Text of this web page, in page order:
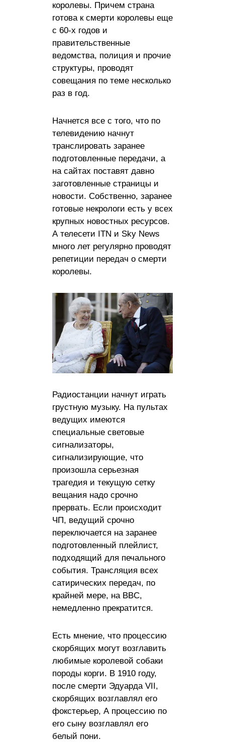
королевы. Причем страна
готова к смерти королевы еще
с 60-х годов и
правительственные
ведомства, полиция и прочие
структуры, проводят
совещания по теме несколько
раз в год.
Начнется все с того, что по
телевидению начнут
транслировать заранее
подготовленные передачи, а
на сайтах поставят давно
заготовленные страницы и
новости. Собственно, заранее
готовые некрологи есть у всех
крупных новостных ресурсов.
А телесети ITN и Sky News
много лет регулярно проводят
репетиции передач о смерти
королевы.
Радиостанции начнут играть
грустную музыку. На пультах
ведущих имеются
специальные световые
сигнализаторы,
сигнализирующие, что
произошла серьезная
трагедия и текущую сетку
вещания надо срочно
прервать. Если происходит
ЧП, ведущий срочно
переключается на заранее
подготовленный плейлист,
подходящий для печального
события. Трансляция всех
сатирических передач, по
крайней мере, на BBC,
немедленно прекратится.
Есть мнение, что процессию
скорбящих могут возглавить
любимые королевой собаки
породы корги. В 1910 году,
после смерти Эдуарда VII,
скорбящих возглавлял его
фокстерьер, А процессию по
его сыну возглавлял его
белый пони.